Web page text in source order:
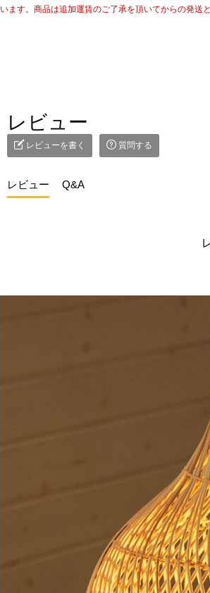
います。商品は追加運賃のご了承を頂いてからの発送と
レビュー
レビューを書く 質問する
レビュー Q&A